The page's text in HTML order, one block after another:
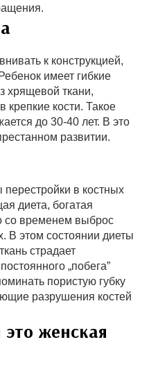
к конструкцией,
имеет гибкие
хрящевой ткани,
крепкие кости. Такое
до 30-40 лет. В это
развитии.
в костных
диета, богатая
со временем выброс
В этом состоянии диеты
страдает
„побега”
пористую губку
разрушения костей
женская